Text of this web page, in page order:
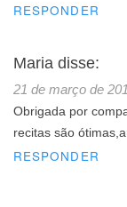
RESPONDER
Maria disse:
21 de março de
Obrigada por
recitas são
RESPONDER